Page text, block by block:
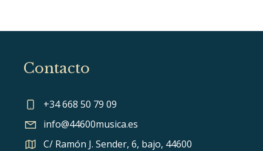
Contacto
+34 668 50 79 09
info@44600musica.es
C/ Ramón J. Sender, 6, bajo, 44600